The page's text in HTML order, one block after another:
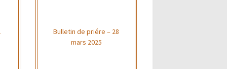
Bulletin de priére – 28
mars 2025